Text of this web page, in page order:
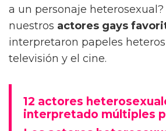
a un personaje heterosexual?
nuestros actores gays
interpretaron papeles
televisión y el cine.
12 actores
interpretado múltiples